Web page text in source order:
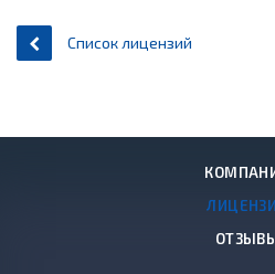
Список лицензий